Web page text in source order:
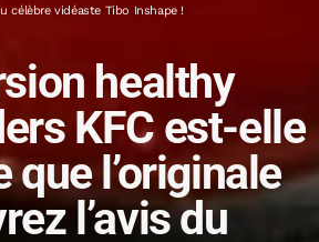
célèbre vidéaste Tibo Inshape !
healthy
KFC est-elle
que l’originale
l’avis du